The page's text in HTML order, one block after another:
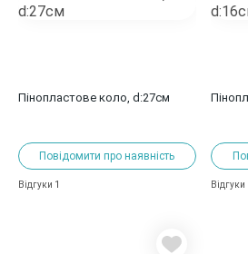
Пінопластове коло, d:27см
Повідомити про наявність
Відгуки 1 Відгуки